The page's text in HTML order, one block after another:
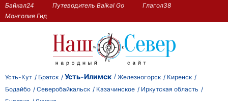
Байкал24 Путеводитель Baikal Go
Глагол38
Монголия Гид
Усть-Кут Братск Усть-Илимск Железногорск
Киренск
Бодайбо
Северобайкальск Казачинское
Иркутская область